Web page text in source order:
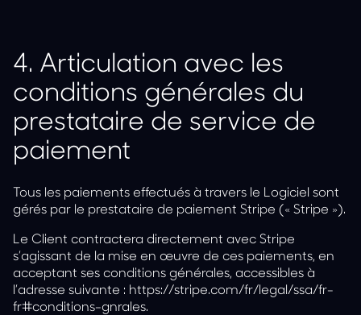
4. Articulation avec les
conditions générales du
prestataire de service de
paiement
Tous les paiements effectués à travers le Logiciel sont
gérés par le prestataire de paiement Stripe (« Stripe »).
Le Client contractera directement avec Stripe
s’agissant de la mise en œuvre de ces paiements, en
acceptant ses conditions générales, accessibles à
l’adresse suivante : https://stripe.com/fr/legal/ssa/fr-
fr#conditions-gnrales.